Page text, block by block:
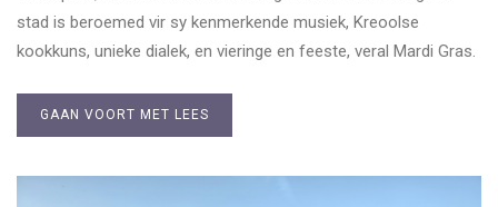
stad is beroemed vir sy kenmerkende musiek, Kreoolse
kookkuns, unieke dialek, en vieringe en feeste, veral Mardi Gras.
GAAN VOORT MET LEES